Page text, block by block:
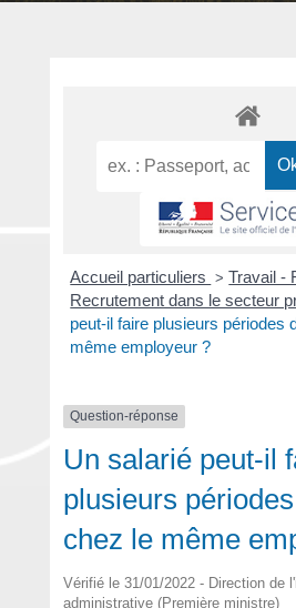
Accueil particuliers > Travail -
Recrutement dans le secteur
peut-il faire plusieurs périodes
même employeur ?
Question-réponse
Un salarié peut-il
plusieurs
chez le même
Vérifié le 31/01/2022 - Direction de
administrative (Première ministre)